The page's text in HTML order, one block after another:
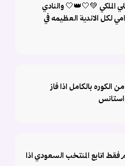
الملكي 💚🤍👑🤍 والنادي
لكل الاندية العظيمه في
بالكامل اذا فاز
اتابع المنتخب السعودي اذا